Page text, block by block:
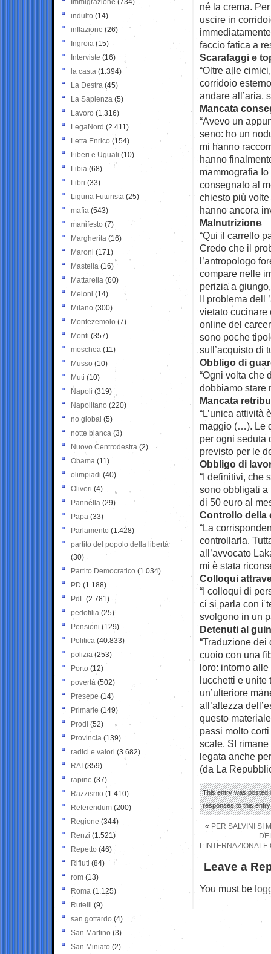
né la crema.
uscire in
faccio fatica a
Scarafaggi e
“Oltre alle
corridoio
andare all’aria,
Mancata
“Avevo un
seno: ho un
mi hanno
hanno
mammografia
consegnato al
chiesto più
hanno ancora
Malnutrizione
“Qui il carrello
Credo che il
l’antropologo
compare nelle
perizia a
Il problema dell
vietato cucinare
online del
sono poche
sull’acquisto di
Obbligo di
“Ogni volta che
dobbiamo stare
Mancata
“L’unica
maggio (…). Le
per ogni seduta
previsto per le
Obbligo di
“I definitivi, che
sono obbligati a
di 50 euro al
Controllo della
“La
controllarla.
all’avvocato
mi è stata
Colloqui
“I colloqui di
ci si parla con i
svolgono in un
Detenuti al
“Traduzione
cuoio con una
loro: intorno
lucchetti e unite
un’ulteriore
all’altezza
questo
passi molto
scale. SI
legata anche
(da La
This entry was posted
responses to this
« PER SALVINI SI
Leave a
You must be
Immigrazione (734)
indulto (14)
inflazione (26)
Ingroia (15)
Interviste (16)
la casta (1.394)
La Destra (45)
La Sapienza (5)
Lavoro (1.316)
LegaNord (2.411)
Letta Enrico (154)
Liberi e Uguali (10)
Libia (68)
Libri (33)
Liguria Futurista (25)
mafia (543)
manifesto (7)
Margherita (16)
Maroni (171)
Mastella (16)
Mattarella (60)
Meloni (14)
Milano (300)
Montezemolo (7)
Monti (357)
moschea (11)
Musso (10)
Muti (10)
Napoli (319)
Napolitano (220)
no global (5)
notte bianca (3)
Nuovo Centrodestra (2)
Obama (11)
olimpiadi (40)
Oliveri (4)
Pannella (29)
Papa (33)
Parlamento (1.428)
partito del popolo della libertà
(30)
Partito Democratico (1.034)
PD (1.188)
PdL (2.781)
pedofilia (25)
Pensioni (129)
Politica (40.833)
polizia (253)
Porto (12)
povertà (502)
Presepe (14)
Primarie (149)
Prodi (52)
Provincia (139)
radici e valori (3.682)
RAI (359)
rapine (37)
Razzismo (1.410)
Referendum (200)
Regione (344)
Renzi (1.521)
Repetto (46)
Rifiuti (84)
rom (13)
Roma (1.125)
Rutelli (9)
san gottardo (4)
San Martino (3)
San Miniato (2)